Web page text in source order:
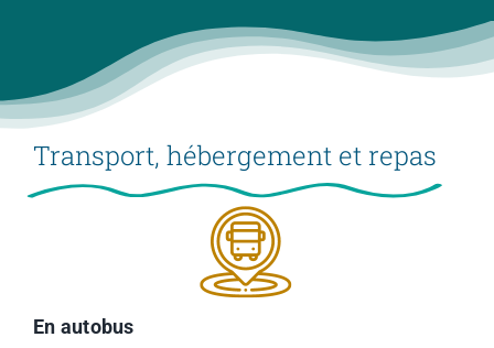
Transport, hébergement et repas
En autobus